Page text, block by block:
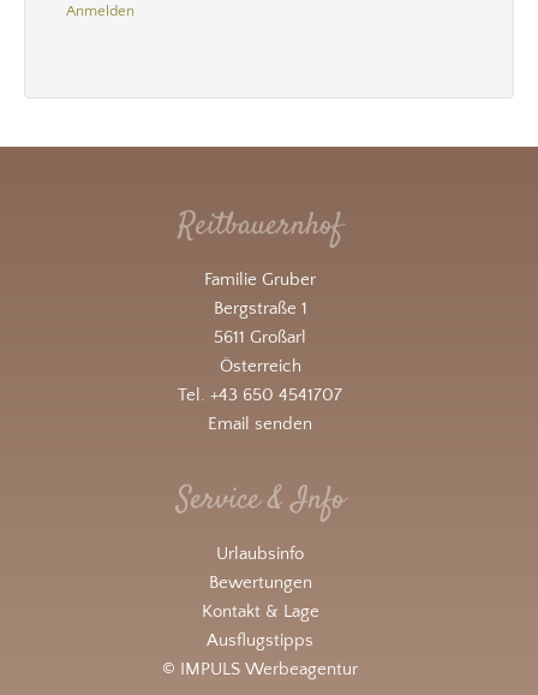
Anmelden
Reitbauernhof
Familie Gruber
Bergstraße 1
5611 Großarl
Österreich
Tel. +43 650 4541707
Email senden
Service & Info
Urlaubsinfo
Bewertungen
Kontakt & Lage
Ausflugstipps
© IMPULS Werbeagentur